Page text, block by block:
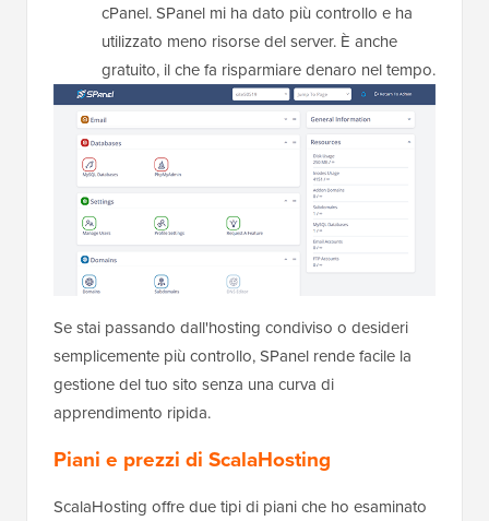
cPanel. SPanel mi ha dato più controllo e ha
utilizzato meno risorse del server. È anche
gratuito, il che fa risparmiare denaro nel tempo.
Se stai passando dall'hosting condiviso o desideri
semplicemente più controllo, SPanel rende facile la
gestione del tuo sito senza una curva di
apprendimento ripida.
Piani e prezzi di ScalaHosting
ScalaHosting offre due tipi di piani che ho esaminato